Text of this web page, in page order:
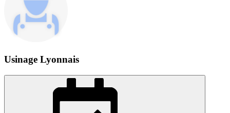
Usinage Lyonnais